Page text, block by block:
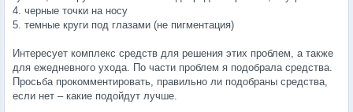
4. черные точки на носу
5. темные круги под глазами (не пигментация)
Интересует комплекс средств для решения этих проблем, а также
для ежедневного ухода. По части проблем я подобрала средства.
Просьба прокомментировать, правильно ли подобраны средства,
если нет – какие подойдут лучше.